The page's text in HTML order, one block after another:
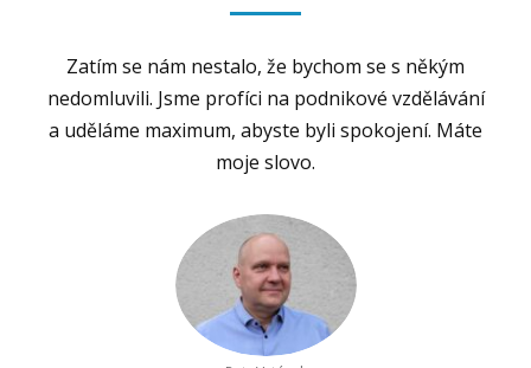
Zatím se nám nestalo, že bychom se s někým
nedomluvili. Jsme profíci na podnikové vzdělávání
a uděláme maximum, abyste byli spokojení. Máte
moje slovo.